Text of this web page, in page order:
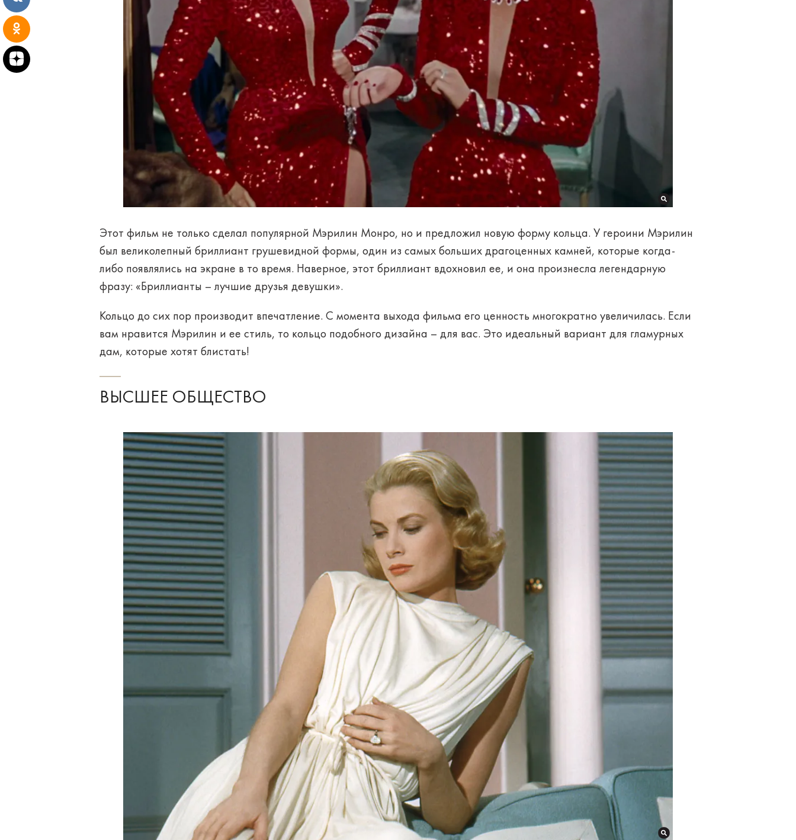
Этот фильм не только сделал популярной Мэрилин Монро, но и предложил новую форму кольца. У героини Мэрилин
был великолепный бриллиант грушевидной формы, один из самых больших драгоценных камней, которые когда-
либо появлялись на экране в то время. Наверное, этот бриллиант вдохновил ее, и она произнесла легендарную
фразу: «Бриллианты – лучшие друзья девушки».
Кольцо до сих пор производит впечатление. С момента выхода фильма его ценность многократно увеличилась. Если
вам нравится Мэрилин и ее стиль, то кольцо подобного дизайна – для вас. Это идеальный вариант для гламурных
дам, которые хотят блистать!
ВЫСШЕЕ ОБЩЕСТВО